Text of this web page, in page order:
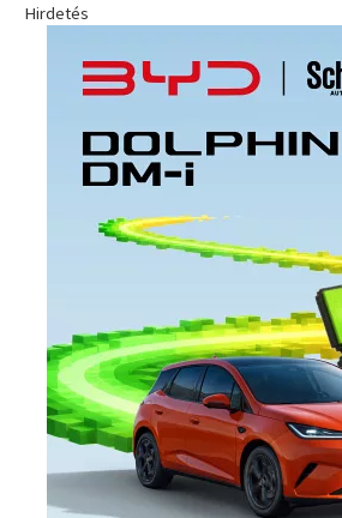
Hirdetés